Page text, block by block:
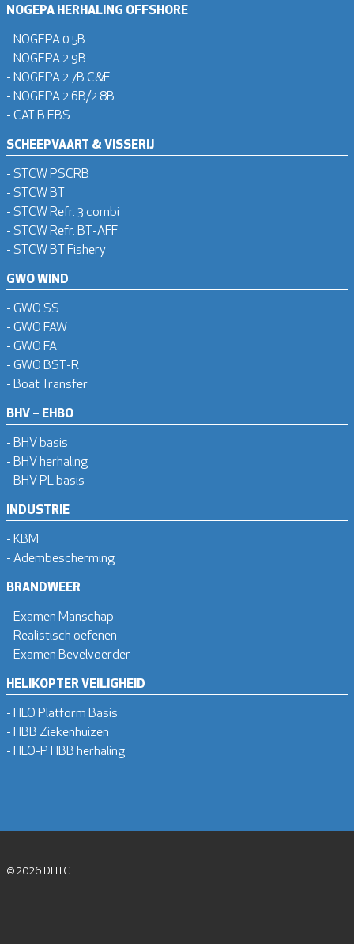
NOGEPA HERHALING OFFSHORE
- NOGEPA 0.5B
- NOGEPA 2.9B
- NOGEPA 2.7B C&F
- NOGEPA 2.6B/2.8B
- CAT B EBS
SCHEEPVAART & VISSERIJ
- STCW PSCRB
- STCW BT
- STCW Refr. 3 combi
- STCW Refr. BT-AFF
- STCW BT Fishery
GWO WIND
- GWO SS
- GWO FAW
- GWO FA
- GWO BST-R
- Boat Transfer
BHV – EHBO
- BHV basis
- BHV herhaling
- BHV PL basis
INDUSTRIE
- KBM
- Adembescherming
BRANDWEER
- Examen Manschap
- Realistisch oefenen
- Examen Bevelvoerder
HELIKOPTER VEILIGHEID
- HLO Platform Basis
- HBB Ziekenhuizen
- HLO-P HBB herhaling
© 2026 DHTC